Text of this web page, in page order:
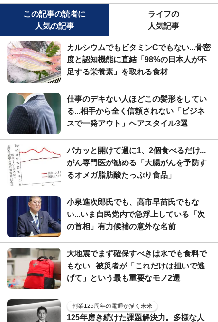
この記事の読者に
人気の記事
ライフの
人気記事
カルシウムでもビタミンCでもない...骨密
度と認知機能に直結「98%の日本人が不
足する栄養素」を取れる食材
仕事のデキない人ほどこの髪形をしてい
る...相手から全く信頼されない「ビジネ
スで一発アウト」ヘアスタイル3選
パカッと開けて週に1、2個食べるだけ...
がん専門医が勧める「大腸がんを予防す
るオメガ脂肪酸たっぷり食品」
小泉進次郎氏でも、高市早苗氏でもな
い...いま自民党内で急浮上している「次
の首相」有力候補の意外な名前
大地震でまず確保すべきは水でも食料で
もない...被災者が「これだけは担いで逃
げて」という最も重要なモノ2選
創業125周年の電通が描く未来
125年磨き続けた課題解決力。多様な人